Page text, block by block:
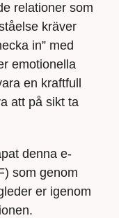
relationer som
kräver
in” med
emotionella
en kraftfull
att på sikt ta
denna e-
som genom
er igenom